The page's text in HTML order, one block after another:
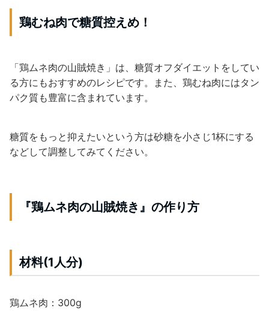
鶏むね肉で糖質控えめ！
「鶏ムネ肉の山賊焼き」は、糖質オフダイエットをしてい
る方にもおすすめのレシピです。また、鶏むね肉にはタン
パク質も豊富に含まれています。
糖質をもっと抑えたいという方は砂糖を小さじ1杯にする
などして調整してみてください。
『鶏ムネ肉の山賊焼き』の作り方
材料(1人分)
鶏ムネ肉：300g